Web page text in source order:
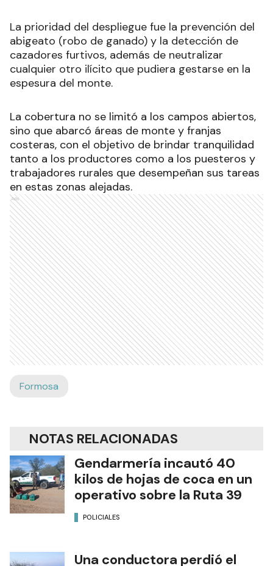
La prioridad del despliegue fue la prevención del
abigeato (robo de ganado) y la detección de
cazadores furtivos, además de neutralizar
cualquier otro ilícito que pudiera gestarse en la
espesura del monte.
La cobertura no se limitó a los campos abiertos,
sino que abarcó áreas de monte y franjas
costeras, con el objetivo de brindar tranquilidad
tanto a los productores como a los puesteros y
trabajadores rurales que desempeñan sus tareas
en estas zonas alejadas.
Ads
Formosa
NOTAS RELACIONADAS
Gendarmería incautó 40
kilos de hojas de coca en un
operativo sobre la Ruta 39
POLICIALES
Una conductora perdió el